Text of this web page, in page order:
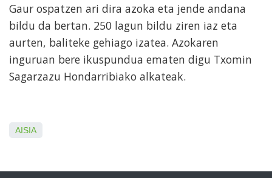
Gaur ospatzen ari dira azoka eta jende andana
bildu da bertan. 250 lagun bildu ziren iaz eta
aurten, baliteke gehiago izatea. Azokaren
inguruan bere ikuspundua ematen digu Txomin
Sagarzazu Hondarribiako alkateak.
AISIA